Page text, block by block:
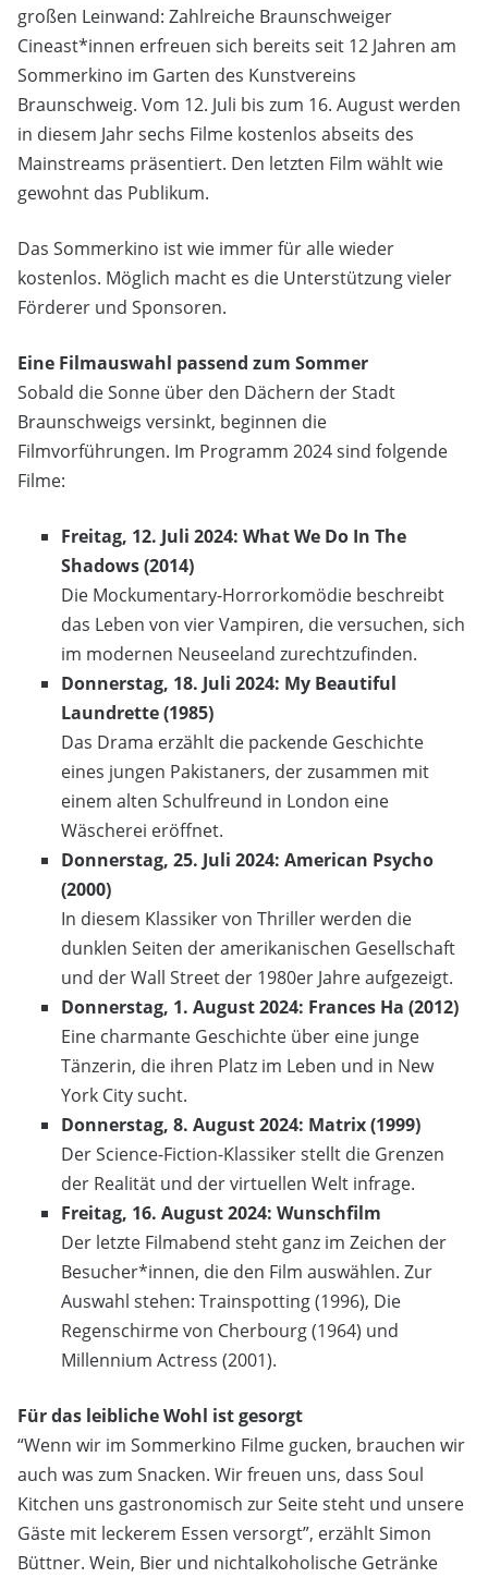
großen Leinwand: Zahlreiche Braunschweiger
Cineast*innen erfreuen sich bereits seit 12 Jahren am
Sommerkino im Garten des Kunstvereins
Braunschweig. Vom 12. Juli bis zum 16. August werden
in diesem Jahr sechs Filme kostenlos abseits des
Mainstreams präsentiert. Den letzten Film wählt wie
gewohnt das Publikum.
Das Sommerkino ist wie immer für alle wieder
kostenlos. Möglich macht es die Unterstützung vieler
Förderer und Sponsoren.
Eine Filmauswahl passend zum Sommer
Sobald die Sonne über den Dächern der Stadt
Braunschweigs versinkt, beginnen die
Filmvorführungen. Im Programm 2024 sind folgende
Filme:
Freitag, 12. Juli 2024: What We Do In The
Shadows (2014)
Die Mockumentary-Horrorkomödie beschreibt
das Leben von vier Vampiren, die versuchen, sich
im modernen Neuseeland zurechtzufinden.
Donnerstag, 18. Juli 2024: My Beautiful
Laundrette (1985)
Das Drama erzählt die packende Geschichte
eines jungen Pakistaners, der zusammen mit
einem alten Schulfreund in London eine
Wäscherei eröffnet.
Donnerstag, 25. Juli 2024: American Psycho
(2000)
In diesem Klassiker von Thriller werden die
dunklen Seiten der amerikanischen Gesellschaft
und der Wall Street der 1980er Jahre aufgezeigt.
Donnerstag, 1. August 2024: Frances Ha (2012)
Eine charmante Geschichte über eine junge
Tänzerin, die ihren Platz im Leben und in New
York City sucht.
Donnerstag, 8. August 2024: Matrix (1999)
Der Science-Fiction-Klassiker stellt die Grenzen
der Realität und der virtuellen Welt infrage.
Freitag, 16. August 2024: Wunschfilm
Der letzte Filmabend steht ganz im Zeichen der
Besucher*innen, die den Film auswählen. Zur
Auswahl stehen: Trainspotting (1996), Die
Regenschirme von Cherbourg (1964) und
Millennium Actress (2001).
Für das leibliche Wohl ist gesorgt
“Wenn wir im Sommerkino Filme gucken, brauchen wir
auch was zum Snacken. Wir freuen uns, dass Soul
Kitchen uns gastronomisch zur Seite steht und unsere
Gäste mit leckerem Essen versorgt”, erzählt Simon
Büttner. Wein, Bier und nichtalkoholische Getränke